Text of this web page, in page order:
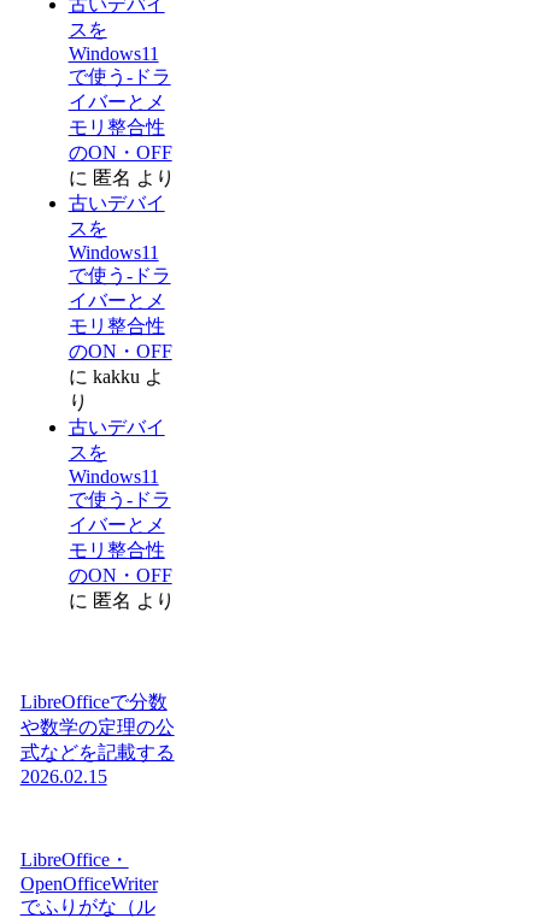
スを
Windows11
で使う-ドラ
イバーとメ
モリ整合性
のON・OFF
に 匿名 より
古いデバイ
スを
Windows11
で使う-ドラ
イバーとメ
モリ整合性
のON・OFF
に kakku よ
り
古いデバイ
スを
Windows11
で使う-ドラ
イバーとメ
モリ整合性
のON・OFF
に 匿名 より
LibreOfficeで分数
や数学の定理の公
式などを記載する
2026.02.15
LibreOffice・
OpenOfficeWriter
でふりがな（ル